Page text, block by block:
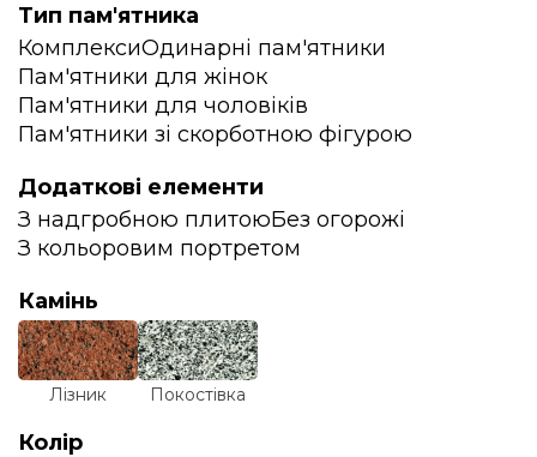
Тип пам'ятника
КомплексиОдинарні пам'ятники
Пам'ятники для жінок
Пам'ятники для чоловіків
Пам'ятники зі скорботною фігурою
Додаткові елементи
З надгробною плитоюБез огорожі
З кольоровим портретом
Камінь
Лізник Покостівка
Колір